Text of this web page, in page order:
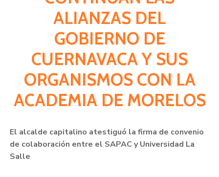
ALIANZAS DEL
GOBIERNO DE
CUERNAVACA Y SUS
ORGANISMOS CON LA
ACADEMIA DE MORELOS
El alcalde capitalino atestiguó la firma de convenio
de colaboración entre el SAPAC y Universidad La
Salle